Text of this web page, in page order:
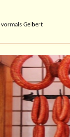
vormals Gelbert